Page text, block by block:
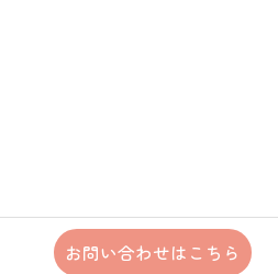
お問い合わせはこちら